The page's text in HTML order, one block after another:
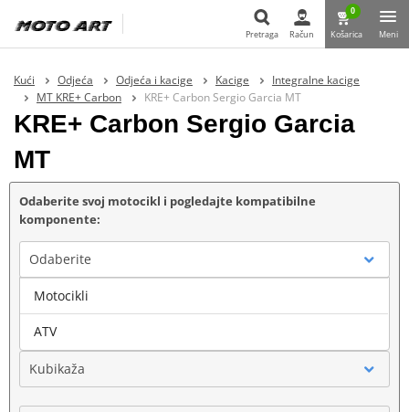
Pretraga
Pretraga Račun
0
Košarica Meni
Kući Odjeća Odjeća i kacige Kacige
Integralne kacige
MT KRE+ Carbon
KRE+ Carbon Sergio Garcia MT
KRE+ Carbon Sergio Garcia
MT
Odaberite svoj motocikl i pogledajte kompatibilne
komponente:
Odaberite
Marka
Kubikaža
Motocikli
ATV